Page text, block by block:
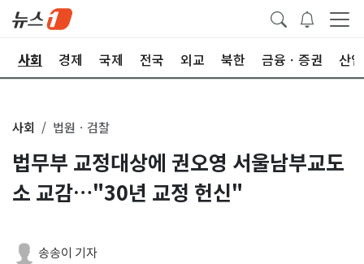
사회 경제 국제 전국 외교 북한 금융ㆍ증권 산업
사회 법원ㆍ검찰
법무부 교정대상에 권오영 서울남부교도
소 교감…"30년 교정 헌신"
송송이 기자